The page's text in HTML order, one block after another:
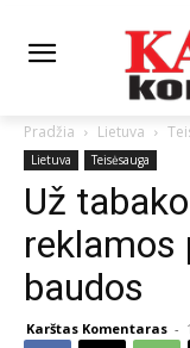
Pradžia Lietuva
Lietuva Teisėsauga
Už
reklamos
baudos
Karštas Komentaras -